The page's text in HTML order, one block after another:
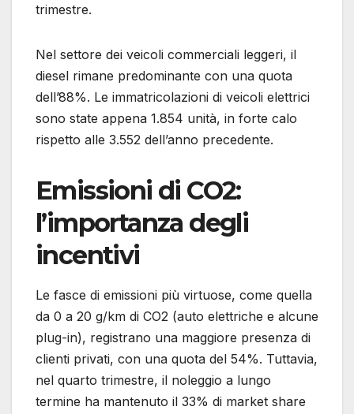
trimestre.
Nel settore dei veicoli commerciali leggeri, il
diesel rimane predominante con una quota
dell’88%. Le immatricolazioni di veicoli elettrici
sono state appena 1.854 unità, in forte calo
rispetto alle 3.552 dell’anno precedente.
Emissioni di CO2:
l’importanza degli
incentivi
Le fasce di emissioni più virtuose, come quella
da 0 a 20 g/km di CO2 (auto elettriche e alcune
plug-in), registrano una maggiore presenza di
clienti privati, con una quota del 54%. Tuttavia,
nel quarto trimestre, il noleggio a lungo
termine ha mantenuto il 33% di market share